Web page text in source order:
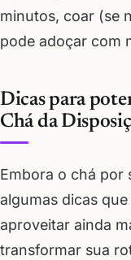
minutos, coar (se
pode adoçar com
Dicas para
Chá da
Embora o chá por
algumas dicas
aproveitar ainda
transformar sua